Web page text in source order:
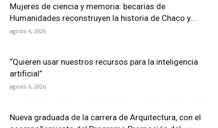
Mujeres de ciencia y memoria: becarias de
Humanidades reconstruyen la historia de Chaco y...
agosto 6, 2026
“Quieren usar nuestros recursos para la inteligencia
artificial”
agosto 6, 2026
Nueva graduada de la carrera de Arquitectura, con el